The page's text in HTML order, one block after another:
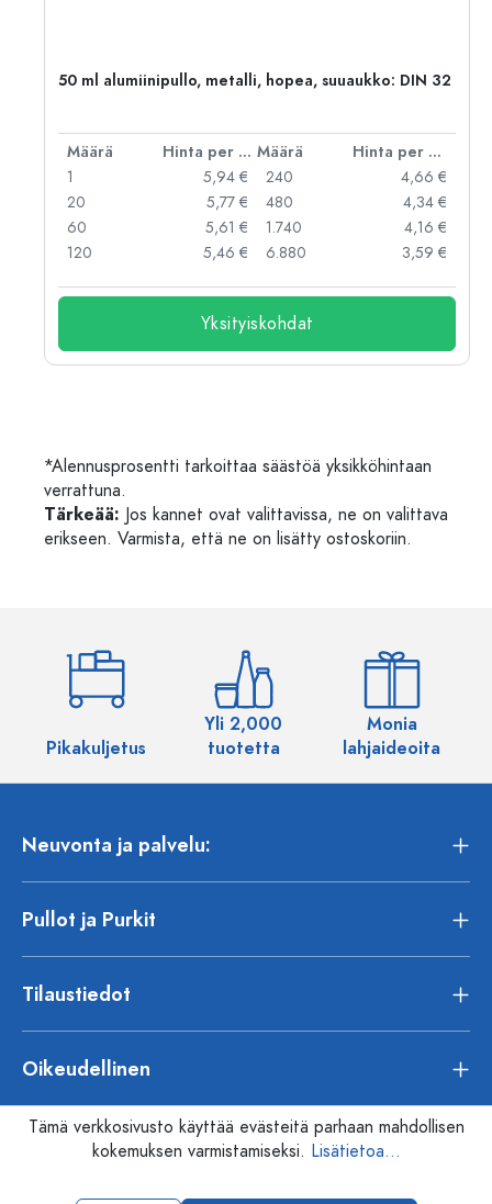
50 ml alumiinipullo, metalli, hopea, suuaukko: DIN 32
Määrä Hinta per kpl Määrä
Hinta per kpl
1
5,94 €
20
5,77 €
60
5,61 €
120
5,46 €
240
4,66 €
480
4,34 €
1.740
4,16 €
6.880
3,59 €
Yksityiskohdat
*Alennusprosentti tarkoittaa säästöä yksikköhintaan
verrattuna.
Tärkeää: Jos kannet ovat valittavissa, ne on valittava
erikseen. Varmista, että ne on lisätty ostoskoriin.
Pikakuljetus
Yli 2,000
tuotetta
Monia
lahjaideoita
Neuvonta ja palvelu:
Pullot ja Purkit
Tilaustiedot
Oikeudellinen
Tämä verkkosivusto käyttää evästeitä parhaan mahdollisen
kokemuksen varmistamiseksi. Lisätietoa...